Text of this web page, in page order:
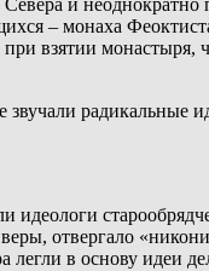
и
– монаха
взятии монастыря,
звучали радикальные
идеологи
отвергало
в основу идеи